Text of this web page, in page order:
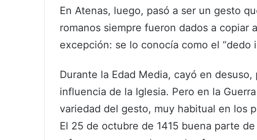
En Atenas, luego, pasó a ser un gesto
romanos siempre fueron dados a copiar
excepción: se lo conocía como el “dedo
Durante la Edad Media, cayó en
influencia de la Iglesia. Pero en la
variedad del gesto, muy habitual en los
El 25 de octubre de 1415 buena parte